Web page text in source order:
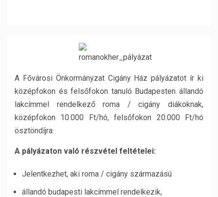
A Fővárosi Önkormányzat Cigány Ház pályázatot ír ki
középfokon és felsőfokon tanuló Budapesten állandó
lakcímmel rendelkező roma / cigány diákoknak,
középfokon 10.000 Ft/hó, felsőfokon 20.000 Ft/hó
ösztöndíjra.
A pályázaton való részvétel feltételei:
Jelentkezhet, aki roma / cigány származású
állandó budapesti lakcímmel rendelkezik,